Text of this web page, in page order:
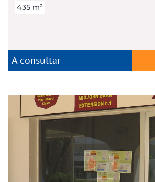
435 m²
A consultar